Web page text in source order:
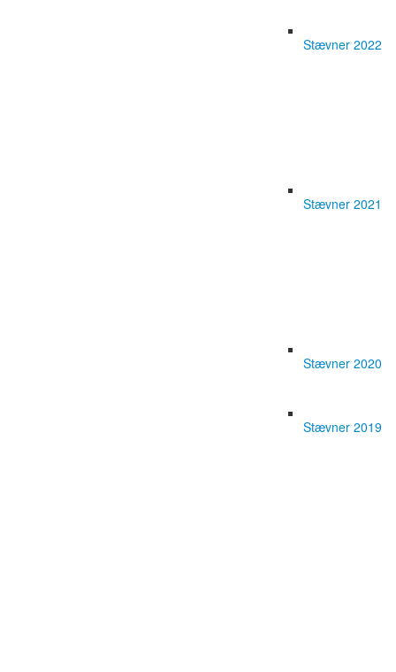
Stævner 2022
Stævner 2021
Stævner 2020
Stævner 2019